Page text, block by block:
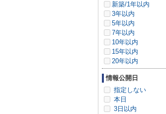
新築/1年以内
3年以内
5年以内
7年以内
10年以内
15年以内
20年以内
情報公開日
指定しない
本日
3日以内